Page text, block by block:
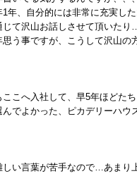
1年、自分的には非常に充実し
じて沢山お話しさせて頂いたり
思う事ですが、こうして沢山の
ここへ入社して、早5年ほどた
んでよかった、ピカデリーハウ
しい言葉が苦手なので…あまり